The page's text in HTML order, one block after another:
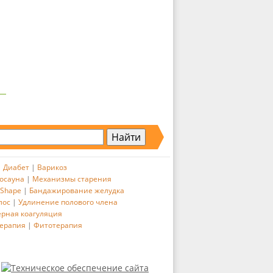
Диабет| Варикоз
| Механизмы старения
| Бандажирование желудка
| Удлинение полового члена
коагуляция
| Фитотерапия